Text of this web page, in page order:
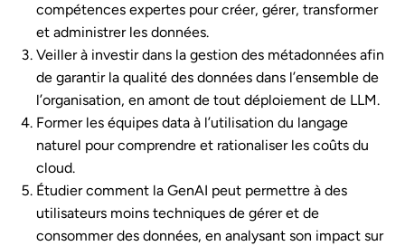
compétences expertes pour créer, gérer, transformer
et administrer les données.
Veiller à investir dans la gestion des métadonnées afin
de garantir la qualité des données dans l’ensemble de
l’organisation, en amont de tout déploiement de LLM.
Former les équipes data à l’utilisation du langage
naturel pour comprendre et rationaliser les coûts du
cloud.
Étudier comment la GenAI peut permettre à des
utilisateurs moins techniques de gérer et de
consommer des données, en analysant son impact sur